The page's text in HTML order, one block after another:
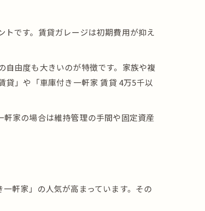
です。賃貸ガレージは初期費用が抑え
由度も大きいのが特徴です。家族や複
貸」や「車庫付き一軒家 賃貸 4万5千以
家の場合は維持管理の手間や固定資産
軒家」の人気が高まっています。その